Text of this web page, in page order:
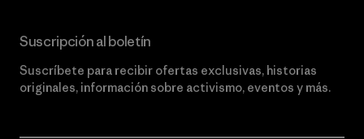
Suscripción al boletín
Suscríbete para recibir ofertas exclusivas, historias
originales, información sobre activismo, eventos y más.